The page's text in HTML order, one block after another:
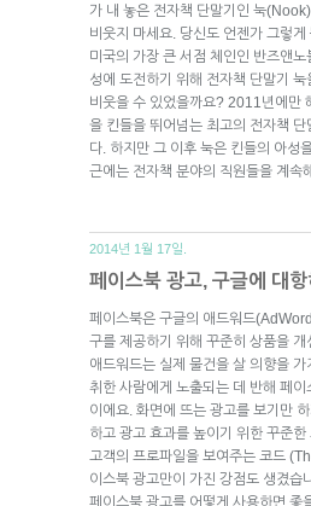
가 내 놓은 전자책 단말기인 눅
비웃지 마세요. 당신도 언젠가 그렇
미국의 가장 큰 서점 체인인 반즈앤
성에 도전하기 위해 전자책 단말기
비웃을 수 있었을까요? 2011년에만
을 킨들을 뛰어넘는 최고의 전자책 단
다. 하지만 그 이후 눅은 킨들의 아성
근에는 전자책 분야의 직원들을 계속
2014년 1월 17일.
페이스북 광고, 구글에 대
페이스북은 구글의 애드워드
구를 제공하기 위해 꾸준히 상품을 개
애드워드는 실제 물건을 살 의향을
취한 사람에게 노출되는 데 반해 페
이에요. 화면에 뜨는 광고를 보기만
하고 광고 효과를 높이기 위한 꾸준
고객의 프로파일을 보여주는 코드
이스북 광고만이 가진 강점도 생겼습
페이스북 광고를 어떻게 사용하면 좋